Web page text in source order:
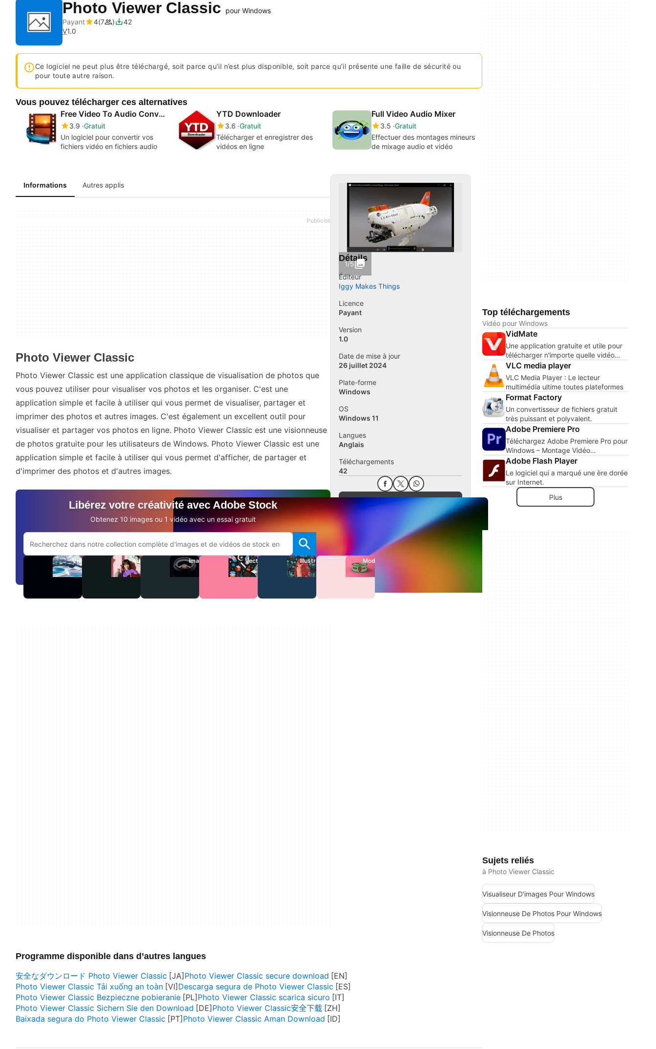
Photo Viewer Classic
pour Windows
Payant
4 7
42
V1.0
Ce logiciel ne peut plus être téléchargé, soit parce qu’il n’est plus disponible, soit parce qu’il présente une faille de sécurité ou
pour toute autre raison.
Vous pouvez télécharger ces alternatives
Free Video To Audio Converter
3.9 Gratuit
Un logiciel pour convertir vos
fichiers vidéo en fichiers audio
YTD Downloader
3.6 Gratuit
Télécharger et enregistrer des
vidéos en ligne
Full Video Audio Mixer
3.5 Gratuit
Effectuer des montages mineurs
de mixage audio et vidéo
Informations Autres applis
Photo Viewer Classic
Photo Viewer Classic est une application classique de visualisation de photos que
vous pouvez utiliser pour visualiser vos photos et les organiser. C'est une
application simple et facile à utiliser qui vous permet de visualiser, partager et
imprimer des photos et autres images. C'est également un excellent outil pour
visualiser et partager vos photos en ligne. Photo Viewer Classic est une visionneuse
de photos gratuite pour les utilisateurs de Windows. Photo Viewer Classic est une
application simple et facile à utiliser qui vous permet d'afficher, de partager et
d'imprimer des photos et d'autres images.
Libérez votre créativité avec Adobe Stock
Obtenez 10 images ou 1 vidéo avec un essai gratuit
Rechercher sur le site Adobe.com
Vidéos Audio Images Vecteurs Illustrations Modèles
1/5
Détails
Éditeur
‪Iggy Makes Things‬
Licence
Payant
Version
1.0
Date de mise à jour
26 juillet 2024
Plate-forme
Windows
OS
Windows 11
Langues
Anglais
Téléchargements
42
Ajouter un avis
Autres applis
Programme disponible dans d’autres langues
安全なダウンロード Photo Viewer Classic
Photo Viewer Classic secure download
Photo Viewer Classic Tải xuống an toàn
Descarga segura de Photo Viewer Classic
Photo Viewer Classic Bezpieczne pobieranie
Photo Viewer Classic scarica sicuro
Photo Viewer Classic Sichern Sie den Download
Photo Viewer Classic安全下载
Baixada segura do Photo Viewer Classic
Photo Viewer Classic Aman Download
Top téléchargements
Vidéo pour Windows
VidMate
Une application gratuite et utile pour
télécharger n'importe quelle vidéo
d'Internet.
VLC media player
VLC Media Player : Le lecteur
multimédia ultime toutes plateformes
Format Factory
Un convertisseur de fichiers gratuit
très puissant et polyvalent.
Adobe Premiere Pro
Téléchargez Adobe Premiere Pro pour
Windows – Montage Vidéo
Professionnel à Portée de Main
Adobe Flash Player
Le logiciel qui a marqué une ère dorée
sur Internet.
Plus
Sujets reliés
à Photo Viewer Classic
Visualiseur D'images Pour Windows
Visionneuse De Photos Pour Windows
Visionneuse De Photos